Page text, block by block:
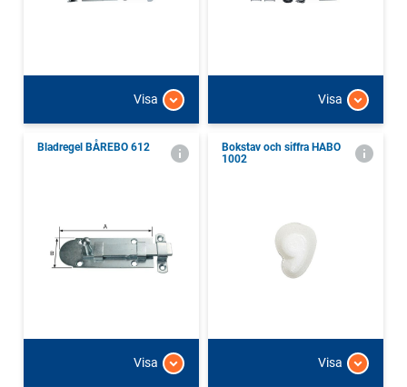
Visa Visa
Bladregel BÅREBO 612
Visa
Bokstav och siffra HABO
1002
Visa